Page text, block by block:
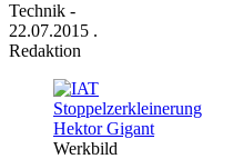
Technik -
22.07.2015 .
Redaktion
Werkbild